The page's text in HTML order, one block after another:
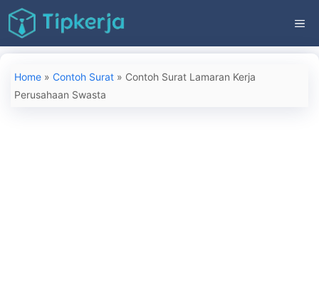
Langsung
ke
isi
Home » Contoh Surat » Contoh Surat Lamaran Kerja
Perusahaan Swasta